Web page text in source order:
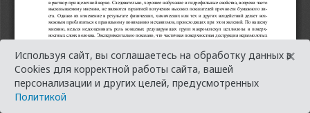
Используя сайт, вы соглашаетесь на обработку данных в
Cookies для корректной работы сайта, вашей
персонализации и других целей, предусмотренных
Политикой
×